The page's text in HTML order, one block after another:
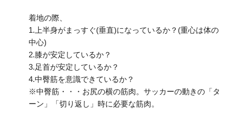
着地の際、
1.上半身がまっすぐ(垂直)になっているか？(重心は体の
中心)
2.膝が安定しているか？
3.足首が安定しているか？
4.中臀筋を意識できているか？
※中臀筋・・・お尻の横の筋肉。サッカーの動きの「タ
ーン」「切り返し」時に必要な筋肉。